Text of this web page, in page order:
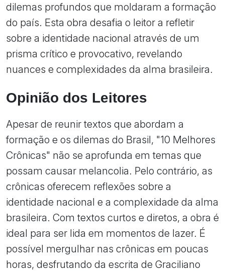
dilemas profundos que moldaram a formação
do país. Esta obra desafia o leitor a refletir
sobre a identidade nacional através de um
prisma crítico e provocativo, revelando
nuances e complexidades da alma brasileira.
Opinião dos Leitores
Apesar de reunir textos que abordam a
formação e os dilemas do Brasil, "10 Melhores
Crônicas" não se aprofunda em temas que
possam causar melancolia. Pelo contrário, as
crônicas oferecem reflexões sobre a
identidade nacional e a complexidade da alma
brasileira. Com textos curtos e diretos, a obra é
ideal para ser lida em momentos de lazer. É
possível mergulhar nas crônicas em poucas
horas, desfrutando da escrita de Graciliano